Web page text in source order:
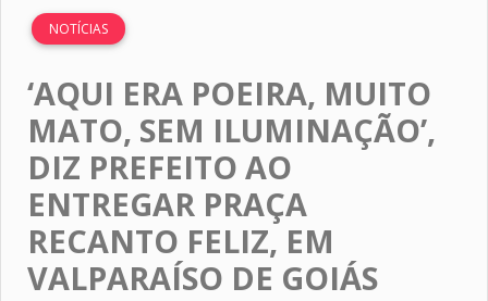
NOTÍCIAS
‘AQUI ERA POEIRA, MUITO
MATO, SEM ILUMINAÇÃO’,
DIZ PREFEITO AO
ENTREGAR PRAÇA
RECANTO FELIZ, EM
VALPARAÍSO DE GOIÁS